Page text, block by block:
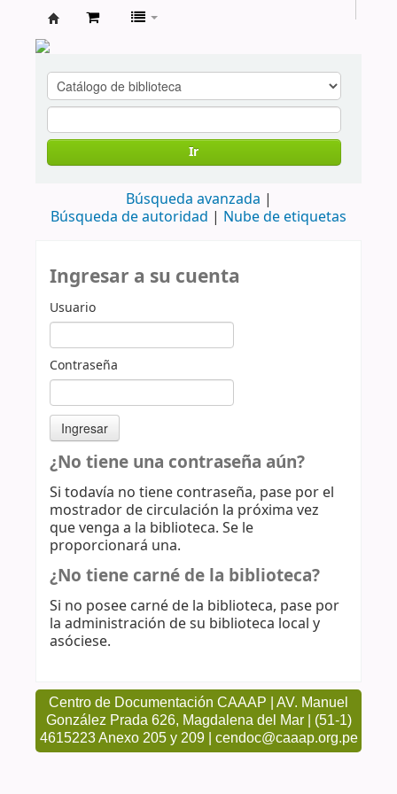
cendoc
Ir
Búsqueda avanzada
Búsqueda de autoridad
Nube de etiquetas
Ingresar a su cuenta
Usuario
Contraseña
¿No tiene una contraseña aún?
Si todavía no tiene contraseña, pase por el
mostrador de circulación la próxima vez
que venga a la biblioteca. Se le
proporcionará una.
¿No tiene carné de la biblioteca?
Si no posee carné de la biblioteca, pase por
la administración de su biblioteca local y
asóciese.
Centro de Documentación CAAAP | AV. Manuel
González Prada 626, Magdalena del Mar | (51-1)
4615223 Anexo 205 y 209 | cendoc@caaap.org.pe